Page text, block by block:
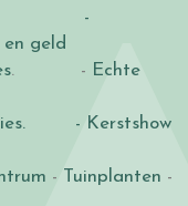
-
geld
. - Echte
- Kerstshow
- Tuinplanten -